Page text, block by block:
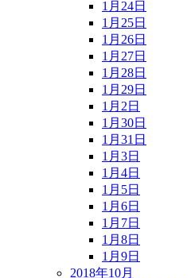
1月24日
1月25日
1月26日
1月27日
1月28日
1月29日
1月2日
1月30日
1月31日
1月3日
1月4日
1月5日
1月6日
1月7日
1月8日
1月9日
2018年10月